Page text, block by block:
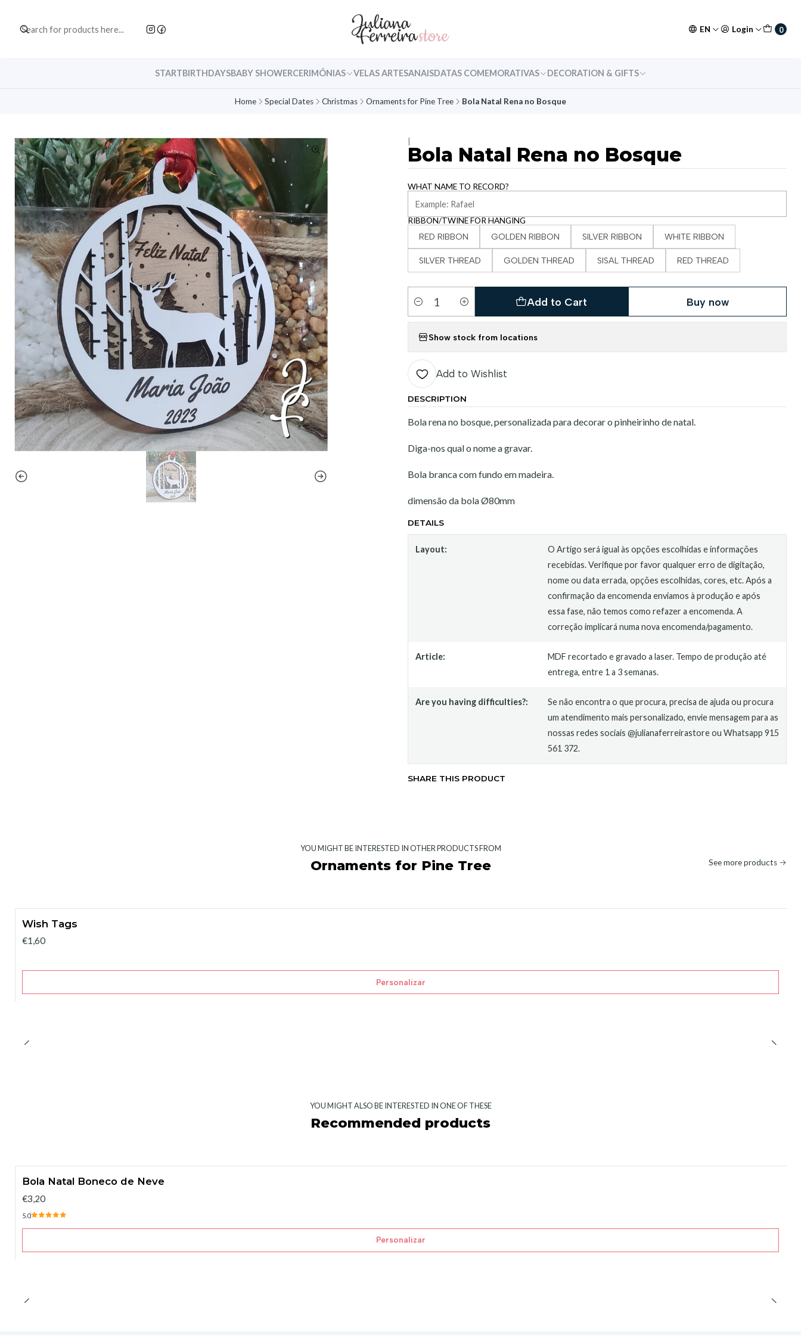
EN Login 0
STARTBIRTHDAYSBABY SHOWERCERIMÓNIAS VELAS ARTESANAISDATAS COMEMORATIVAS DECORATION & GIFTS
Home Special Dates Christmas Ornaments for Pine Tree Bola Natal Rena no Bosque
Bola Natal Rena no Bosque
WHAT NAME TO RECORD?
RIBBON/TWINE FOR HANGING
RED RIBBON GOLDEN RIBBON SILVER RIBBON WHITE RIBBON
SILVER THREAD GOLDEN THREAD SISAL THREAD RED THREAD
Quantity
Add to Cart Buy now
Show stock from locations
Add to Wishlist
DESCRIPTION
Bola rena no bosque, personalizada para decorar o pinheirinho de natal.
Diga-nos qual o nome a gravar.
Bola branca com fundo em madeira.
dimensão da bola Ø80mm
DETAILS
Layout:
O Artigo será igual às opções escolhidas e informações
recebidas. Verifique por favor qualquer erro de digitação,
nome ou data errada, opções escolhidas, cores, etc. Após a
confirmação da encomenda enviamos à produção e após
essa fase, não temos como refazer a encomenda. A
correção implicará numa nova encomenda/pagamento.
Article:
MDF recortado e gravado a laser. Tempo de produção até
entrega, entre 1 a 3 semanas.
Are you having difficulties?:
Se não encontra o que procura, precisa de ajuda ou procura
um atendimento mais personalizado, envie mensagem para as
nossas redes sociais @julianaferreirastore ou Whatsapp 915
561 372.
SHARE THIS PRODUCT
YOU MIGHT BE INTERESTED IN OTHER PRODUCTS FROM
Ornaments for Pine Tree See more products
Wish Tags
€1,60
Personalizar
YOU MIGHT ALSO BE INTERESTED IN ONE OF THESE
Recommended products
Bola Natal Boneco de Neve
€3,20
5.0
Personalizar